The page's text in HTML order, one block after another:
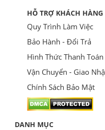
HỖ TRỢ KHÁCH HÀNG
Quy Trình Làm Việc
Bảo Hành - Đổi Trả
Hình Thức Thanh Toán
Vận Chuyển - Giao
Chính Sách Bảo Mật
DANH MỤC